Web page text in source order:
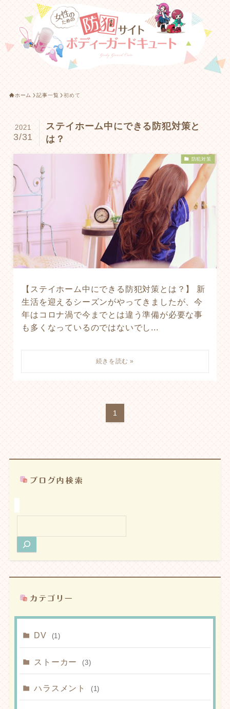
ホーム 記事一覧 初めて
ステイホーム中にできる防犯対策と
は？
2021
3/31
防犯対策
【ステイホーム中にできる防犯対策とは？】 新
生活を迎えるシーズンがやってきましたが、今
年はコロナ渦で今までとは違う準備が必要な事
も多くなっているのではないでし...
1
索
DV (1)
ストーカー (3)
ハラスメント (1)